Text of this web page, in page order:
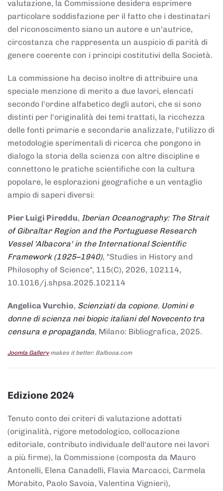
valutazione, la Commissione desidera esprimere
particolare soddisfazione per il fatto che i destinatari
del riconoscimento siano un autore e un'autrice,
circostanza che rappresenta un auspicio di parità di
genere coerente con i principi costitutivi della Società.
La commissione ha deciso inoltre di attribuire una
speciale menzione di merito a due lavori, elencati
secondo l'ordine alfabetico degli autori, che si sono
distinti per l'originalità dei temi trattati, la ricchezza
delle fonti primarie e secondarie analizzate, l'utilizzo di
metodologie sperimentali di ricerca che pongono in
dialogo la storia della scienza con altre discipline e
connettono le pratiche scientifiche con la cultura
popolare, le esplorazioni geografiche e un ventaglio
ampio di saperi diversi:
Pier Luigi Pireddu, Iberian Oceanography: The Strait
of Gibraltar Region and the Portuguese Research
Vessel 'Albacora' in the International Scientific
Framework (1925–1940), "Studies in History and
Philosophy of Science", 115(C), 2026, 102114,
10.1016/j.shpsa.2025.102114
Angelica Vurchio, Scienziati da copione. Uomini e
donne di scienza nei biopic italiani del Novecento tra
censura e propaganda, Milano: Bibliografica, 2025.
Joomla Gallerymakes it better. Balbooa.com
Edizione 2024
Tenuto conto dei criteri di valutazione adottati
(originalità, rigore metodologico, collocazione
editoriale, contributo individuale dell'autore nei lavori
a più firme), la Commissione (composta da Mauro
Antonelli, Elena Canadelli, Flavia Marcacci, Carmela
Morabito, Paolo Savoia, Valentina Vignieri),